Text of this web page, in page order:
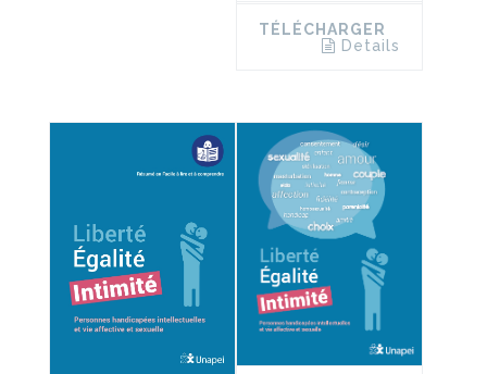
TÉLÉCHARGER
Details